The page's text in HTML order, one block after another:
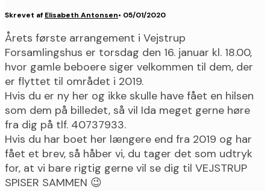
Skrevet af Elisabeth Antonsen• 05/01/2020
Årets første arrangement i Vejstrup
Forsamlingshus er torsdag den 16. januar kl. 18.00,
hvor gamle beboere siger velkommen til dem, der
er flyttet til området i 2019.
Hvis du er ny her og ikke skulle have fået en hilsen
som dem på billedet, så vil Ida meget gerne høre
fra dig på tlf. 40737933.
Hvis du har boet her længere end fra 2019 og har
fået et brev, så håber vi, du tager det som udtryk
for, at vi bare rigtig gerne vil se dig til VEJSTRUP
SPISER SAMMEN 😉